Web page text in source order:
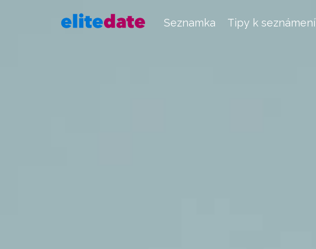
Seznamka Tipy k seznámení